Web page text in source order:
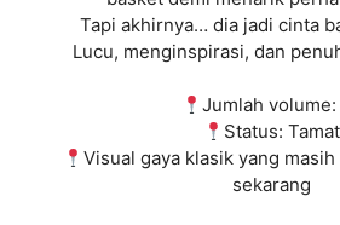
Tapi akhirnya… dia jadi cinta
Lucu, menginspirasi, dan
Jumlah volume:
Status: Tamat
Visual gaya klasik yang
sekarang